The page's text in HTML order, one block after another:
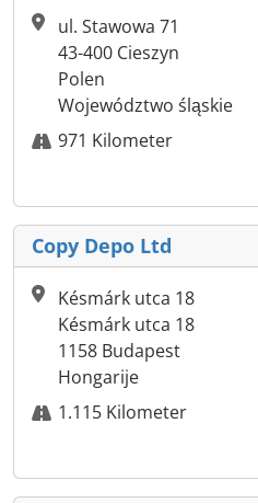
ul. Stawowa 71
43-400 Cieszyn
Polen
Województwo śląskie
971 Kilometer
Copy Depo Ltd
Késmárk utca 18
Késmárk utca 18
1158 Budapest
Hongarije
1.115 Kilometer